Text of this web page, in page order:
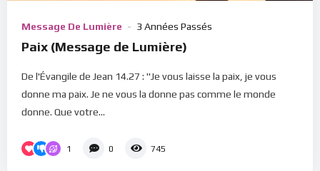
Message De Lumière 3 Années Passés
Paix (Message de Lumière)
De l'Évangile de Jean 14.27 : "Je vous laisse la paix, je vous
donne ma paix. Je ne vous la donne pas comme le monde
donne. Que votre...
1 0 745